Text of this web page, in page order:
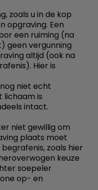
zoals u in de kop
opgraving. Een
een ruiming (na
geen vergunning
altijd (ook na
Hier is
niet echt
lichaam is
intact.
niet gewillig om
plaats moet
zoals hier
keuze
soepeler
op- en